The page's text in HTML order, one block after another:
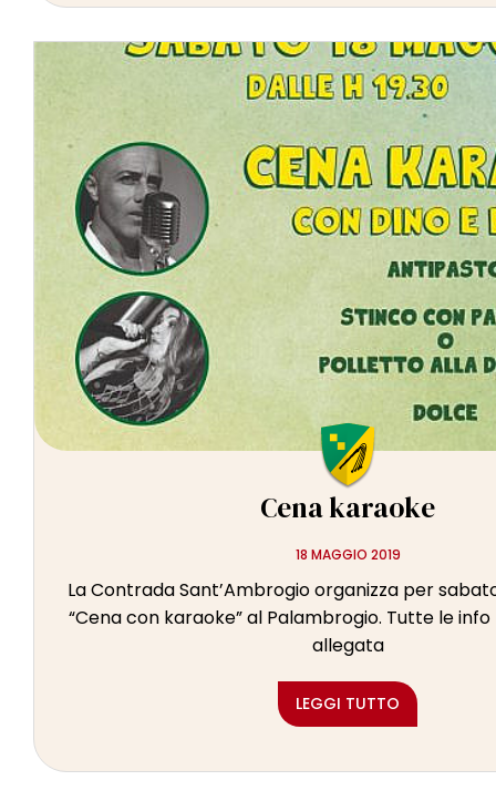
Cena karaoke
18 MAGGIO 2019
La Contrada Sant’Ambrogio organizza per
“Cena con karaoke” al Palambrogio. Tutte le
allegata
LEGGI TUTTO